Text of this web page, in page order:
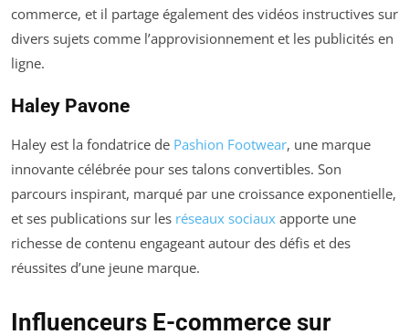
commerce, et il partage également des vidéos instructives sur
divers sujets comme l’approvisionnement et les publicités en
ligne.
Haley Pavone
Haley est la fondatrice de Pashion Footwear, une marque
innovante célébrée pour ses talons convertibles. Son
parcours inspirant, marqué par une croissance exponentielle,
et ses publications sur les réseaux sociaux apporte une
richesse de contenu engageant autour des défis et des
réussites d’une jeune marque.
Influenceurs E-commerce sur